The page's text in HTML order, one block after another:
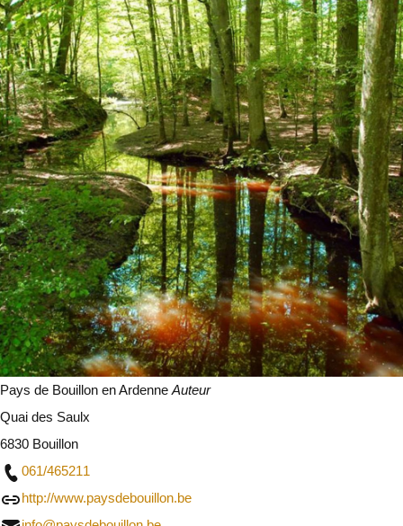
Pays de Bouillon en ArdenneAuteur
Quai des Saulx
6830 Bouillon
061/465211
http://www.paysdebouillon.be